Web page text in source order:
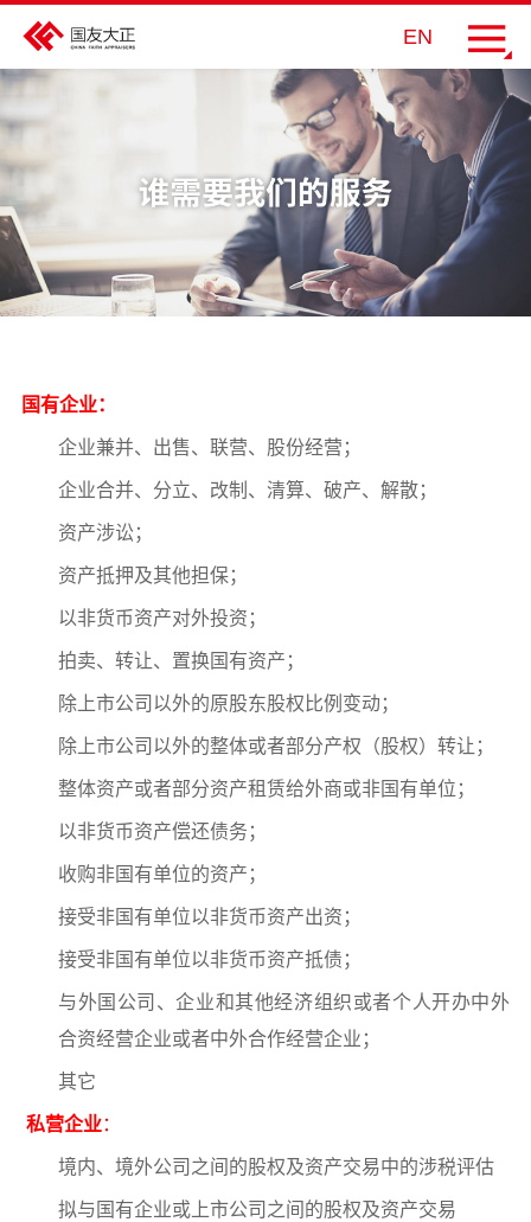
EN
国有企业：
企业兼并、出售、联营、股份经营；
企业合并、分立、改制、清算、破产、解散；
资产涉讼；
资产抵押及其他担保；
以非货币资产对外投资；
拍卖、转让、置换国有资产；
除上市公司以外的原股东股权比例变动；
除上市公司以外的整体或者部分产权（股权）转让；
整体资产或者部分资产租赁给外商或非国有单位；
以非货币资产偿还债务；
收购非国有单位的资产；
接受非国有单位以非货币资产出资；
接受非国有单位以非货币资产抵债；
与外国公司、企业和其他经济组织或者个人开办中外
合资经营企业或者中外合作经营企业；
其它
私营企业：
境内、境外公司之间的股权及资产交易中的涉税评估
拟与国有企业或上市公司之间的股权及资产交易